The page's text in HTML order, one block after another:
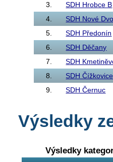
3.
SDH Hrobce B
4.
SDH Nové
5.
SDH Předonín
6.
SDH Děčany
7.
SDH
8.
SDH Čížkovice
9.
SDH Černuc
Výsledky
Výsledky